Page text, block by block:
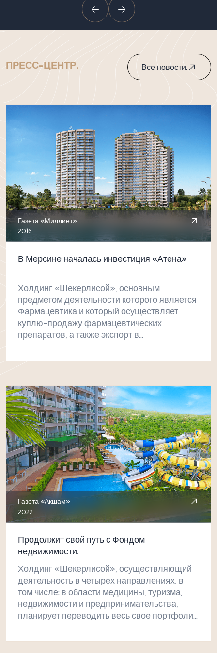
ПРЕСС-ЦЕНТР. Все новости.
Газета «Миллиет»
2016
В Мерсине началась инвестиция «Атена»
Холдинг «Шекерлисой», основным
предметом деятельности которого является
Фармацевтика и который осуществляет
куплю-продажу фармацевтических
препаратов, а также экспорт в
расположенного Турецкой Республики,
Газета «Акшам»
2022
Продолжит свой путь с Фондом
недвижимости.
Холдинг «Шекерлисой», осуществляющий
деятельность в четырех направлениях, в
том числе: в области медицины, туризма,
недвижимости и предпринимательства,
планирует переводить весь свое портфолио
путь в качестве Инвестиционного Фонда